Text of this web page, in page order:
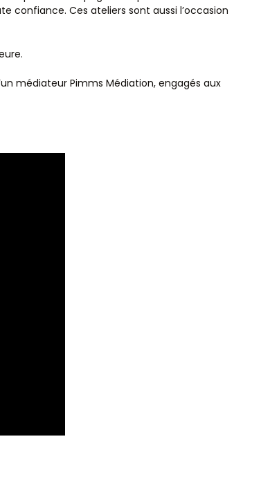
confiance. Ces ateliers sont aussi l’occasion
médiateur Pimms Médiation, engagés aux